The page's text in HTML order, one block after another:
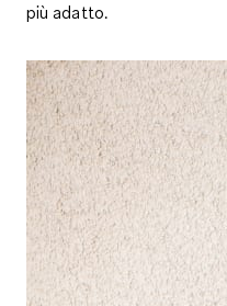
più adatto.